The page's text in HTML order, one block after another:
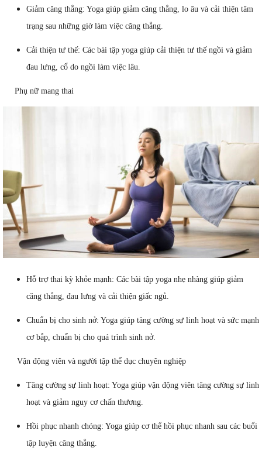
Giảm căng thẳng: Yoga giúp giảm căng thẳng, lo âu và cải thiện tâm
trạng sau những giờ làm việc căng thẳng.
Cải thiện tư thế: Các bài tập yoga giúp cải thiện tư thế ngồi và giảm
đau lưng, cổ do ngồi làm việc lâu.
Phụ nữ mang thai
Hỗ trợ thai kỳ khỏe mạnh: Các bài tập yoga nhẹ nhàng giúp giảm
căng thẳng, đau lưng và cải thiện giấc ngủ.
Chuẩn bị cho sinh nở: Yoga giúp tăng cường sự linh hoạt và sức mạnh
cơ bắp, chuẩn bị cho quá trình sinh nở.
Vận động viên và người tập thể dục chuyên nghiệp
Tăng cường sự linh hoạt: Yoga giúp vận động viên tăng cường sự linh
hoạt và giảm nguy cơ chấn thương.
Hồi phục nhanh chóng: Yoga giúp cơ thể hồi phục nhanh sau các buổi
tập luyện căng thẳng.